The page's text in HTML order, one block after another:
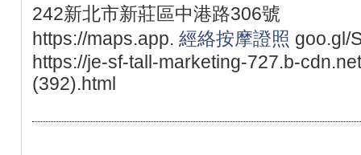
242新北市新莊區中港路306號
https://maps.app. 經絡按摩證照 goo.gl/
https://je-sf-tall-marketing-727.b-
(392).html